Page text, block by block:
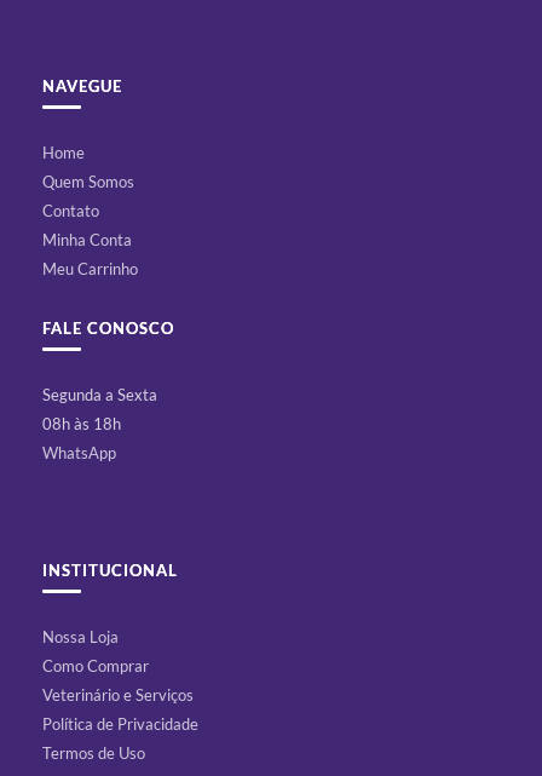
NAVEGUE
Home
Quem Somos
Contato
Minha Conta
Meu Carrinho
FALE CONOSCO
Segunda a Sexta
08h às 18h
WhatsApp
INSTITUCIONAL
Nossa Loja
Como Comprar
Veterinário e Serviços
Política de Privacidade
Termos de Uso